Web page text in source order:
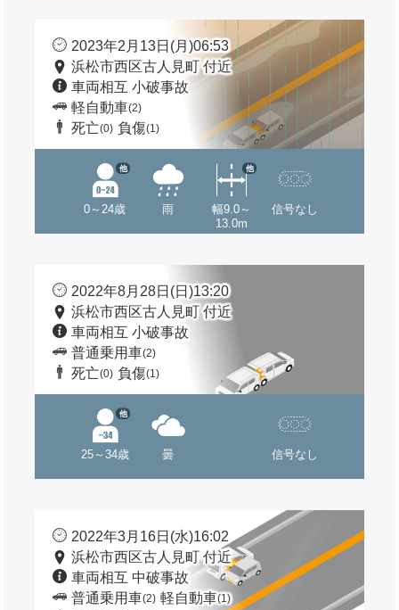
2023年2月13日(月)06:53
浜松市西区古人見町 付近
車両相互 小破事故
軽自動車(2)
死亡(0) 負傷(1)
0～24歳
他
雨
幅9.0～
13.0m
他
信号なし
2022年8月28日(日)13:20
浜松市西区古人見町 付近
車両相互 小破事故
普通乗用車(2)
死亡(0) 負傷(1)
25～34歳
他
曇 信号なし
2022年3月16日(水)16:02
浜松市西区古人見町 付近
車両相互 中破事故
普通乗用車(2) 軽自動車(1)